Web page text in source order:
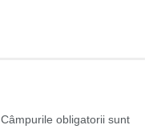
Câmpurile obligatorii sunt